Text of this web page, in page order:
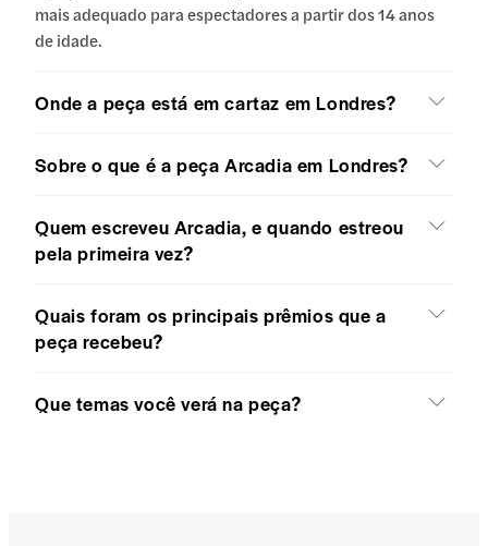
mais adequado para espectadores a partir dos 14 anos
de idade.
Onde a peça está em cartaz em Londres?
Sobre o que é a peça Arcadia em Londres?
Quem escreveu Arcadia, e quando estreou
pela primeira vez?
Quais foram os principais prêmios que a
peça recebeu?
Que temas você verá na peça?